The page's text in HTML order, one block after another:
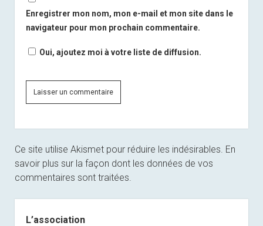
Enregistrer mon nom, mon e-mail et mon site dans le
navigateur pour mon prochain commentaire.
Oui, ajoutez moi à votre liste de diffusion.
Ce site utilise Akismet pour réduire les indésirables. En
savoir plus sur la façon dont les données de vos
commentaires sont traitées.
L’association